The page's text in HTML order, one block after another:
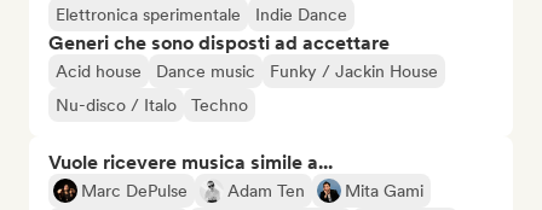
Elettronica sperimentale
Indie Dance
Generi che sono disposti ad accettare
Acid house Dance music
Funky / Jackin House
Nu-disco / Italo
Techno
Vuole ricevere musica simile a...
Marc DePulse Adam Ten
Mita Gami